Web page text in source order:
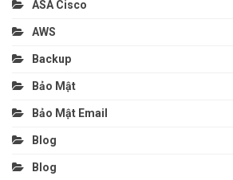
ASA Cisco
AWS
Backup
Bảo Mật
Bảo Mật Email
Blog
Blog